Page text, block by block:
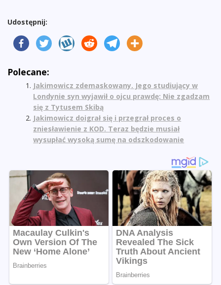
Udostępnij:
Polecane:
Jakimowicz zdemaskowany. Jego studiujący w
Londynie syn wyjawił o ojcu prawdę: Nie zgadzam
się z Tytusem Skibą
Jakimowicz doigrał się i przegrał proces o
zniesławienie z KOD. Teraz będzie musiał
wysupłać wysoką sumę na odszkodowanie